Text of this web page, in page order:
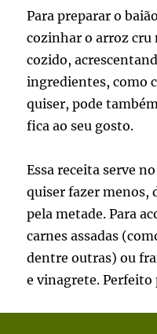
Para preparar o
cozinhar o arroz cru
cozido,
ingredientes, como
quiser, pode
fica ao seu gosto.
Essa receita serve
quiser fazer menos,
pela metade. Para
carnes assadas
dentre outras) ou
e vinagrete. Perfeito